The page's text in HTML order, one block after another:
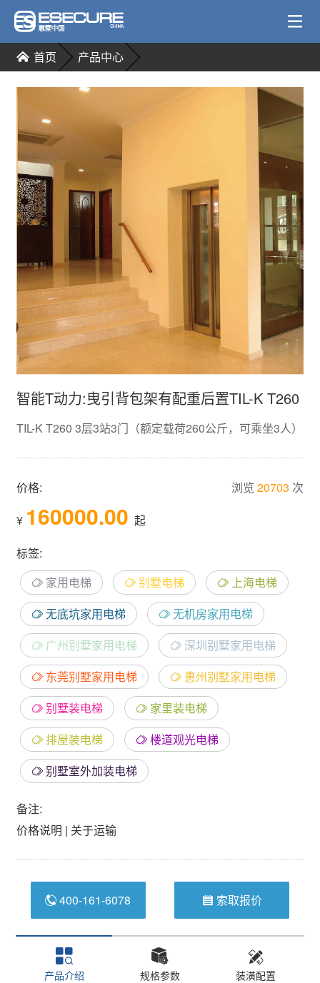
首页 产品中心
智能T动力:曳引背包架有配重后置TIL-K T260
TIL-K T260 3层3站3门（额定载荷260公斤，可乘坐3人）
价格:
¥ 160000.00 起
浏览20703 次
标签:
家用电梯
别墅电梯
上海电梯
无底坑家用电梯
无机房家用电梯
广州别墅家用电梯
深圳别墅家用电梯
东莞别墅家用电梯
惠州别墅家用电梯
别墅装电梯
家里装电梯
排屋装电梯
楼道观光电梯
别墅室外加装电梯
备注:
价格说明 | 关于运输
400-161-6078 索取报价
产品介绍 规格参数 装潢配置